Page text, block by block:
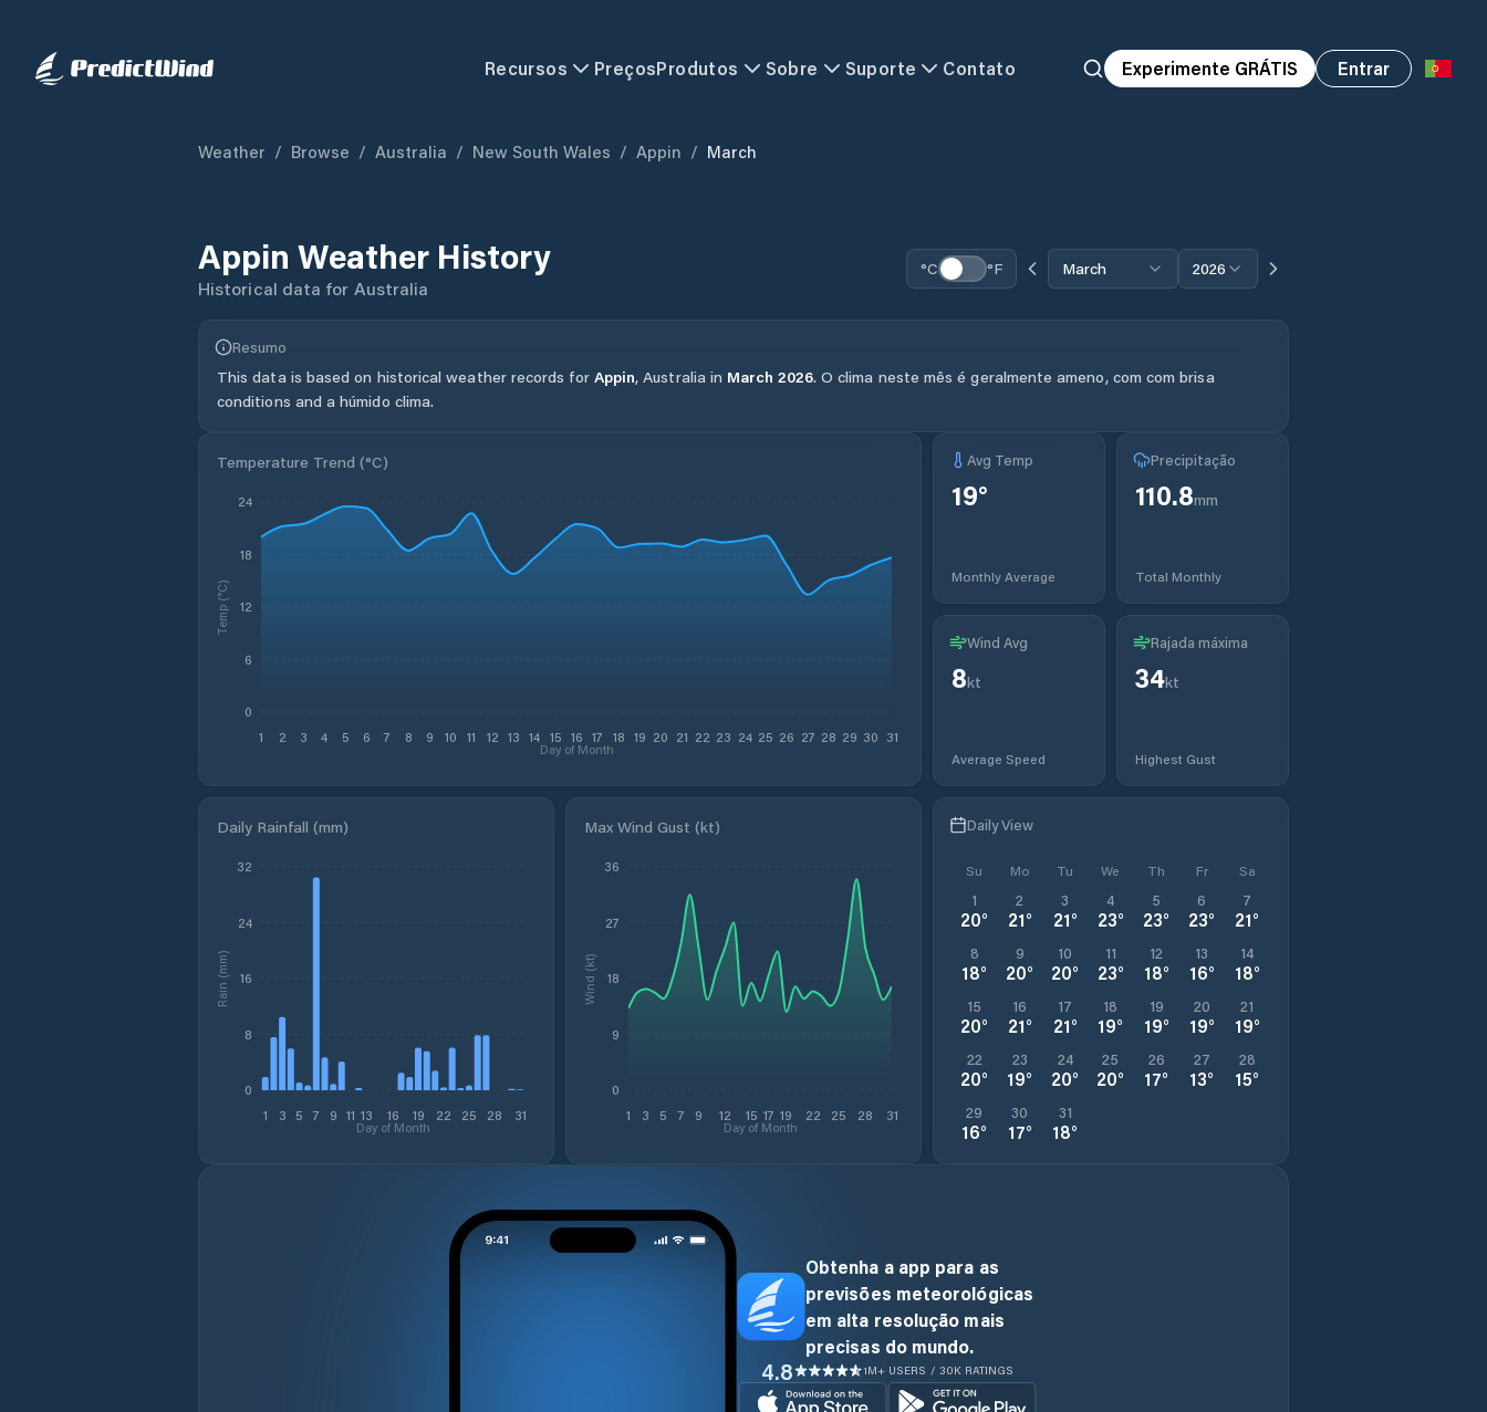
Recursos PreçosProdutos Sobre Suporte Contato Experimente GRÁTIS Entrar
Weather / Browse / Australia / New South Wales / Appin / March
Appin Weather History
Historical data for Australia
°C °F March 2026
Resumo
This data is based on historical weather records for Appin, Australia in March 2026.O clima neste mês é geralmente ameno, com com brisa
conditions and a húmido clima.
Temperature Trend (°C)
1 2 3 4 5 6 7 8 9 10 11 12 13 14 15 16 17 18 19 20 21 22 23 24 25 26 27 28 29 30 31
Day of Month
0
6
12
18
24
Temp (°C)
Avg Temp
19°
Monthly Average
Precipitação
110.8mm
Total Monthly
Wind Avg
8kt
Average Speed
Rajada máxima
34kt
Highest Gust
Daily Rainfall (mm)
1 3 5 7 9 11 13 16 19 22 25 28 31
Day of Month
0
8
16
24
32
Rain (mm)
Max Wind Gust (kt)
1 3 5 7 9 12 15 17 19 22 25 28 31
Day of Month
0
9
18
27
36
Wind (kt)
Daily View
Su Mo Tu We Th Fr Sa
1
20°
2
21°
3
21°
4
23°
5
23°
6
23°
7
21°
8
18°
9
20°
10
20°
11
23°
12
18°
13
16°
14
18°
15
20°
16
21°
17
21°
18
19°
19
19°
20
19°
21
19°
22
20°
23
19°
24
20°
25
20°
26
17°
27
13°
28
15°
29
16°
30
17°
31
18°
Obtenha a app para as
previsões meteorológicas
em alta resolução mais
precisas do mundo.
4.8 1M+ USERS / 30K RATINGS